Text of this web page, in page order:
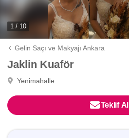
1 / 10
Gelin Saçı ve Makyajı Ankara
Jaklin Kuaför
Yenimahalle
Teklif Al